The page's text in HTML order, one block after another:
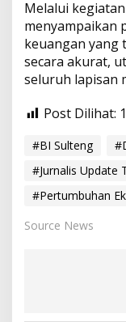
a
E
k
o
i
r
Melalui
menyampaikan
keuangan yang
secara akurat,
seluruh lapisan
Post Dilihat:
#BI Sulteng
#Jurnalis Update
#Pertumbuhan
Source News